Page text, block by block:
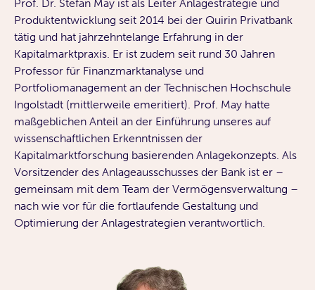
Prof. Dr. Stefan May ist als Leiter Anlagestrategie und
Produktentwicklung seit 2014 bei der Quirin Privatbank
tätig und hat jahrzehntelange Erfahrung in der
Kapitalmarktpraxis. Er ist zudem seit rund 30 Jahren
Professor für Finanzmarktanalyse und
Portfoliomanagement an der Technischen Hochschule
Ingolstadt (mittlerweile emeritiert). Prof. May hatte
maßgeblichen Anteil an der Einführung unseres auf
wissenschaftlichen Erkenntnissen der
Kapitalmarktforschung basierenden Anlagekonzepts. Als
Vorsitzender des Anlageausschusses der Bank ist er –
gemeinsam mit dem Team der Vermögensverwaltung –
nach wie vor für die fortlaufende Gestaltung und
Optimierung der Anlagestrategien verantwortlich.